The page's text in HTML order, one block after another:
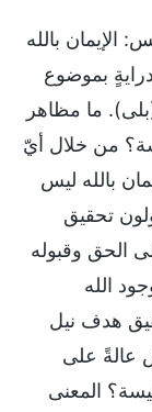
بالله
بموضوع
ما مظاهر
من خلال أيّ
بالله ليس
تحقيق
الحق وقبوله
الله
هدف نيل
عالةً على
المعنى